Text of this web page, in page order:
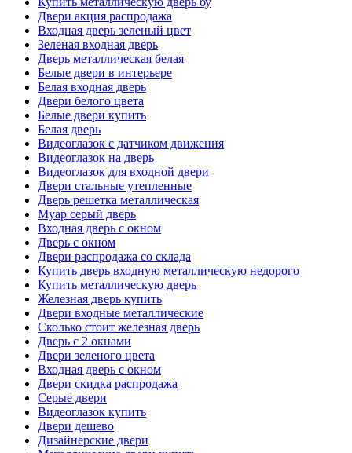
Двери акция распродажа
Входная дверь зеленый цвет
Зеленая входная дверь
Дверь металлическая белая
Белые двери в интерьере
Белая входная дверь
Двери белого цвета
Белые двери купить
Белая дверь
Видеоглазок с датчиком движения
Видеоглазок на дверь
Видеоглазок для входной двери
Двери стальные утепленные
Дверь решетка металлическая
Муар серый дверь
Входная дверь с окном
Дверь с окном
Двери распродажа со склада
Купить дверь входную металлическую недорого
Купить металлическую дверь
Железная дверь купить
Двери входные металлические
Сколько стоит железная дверь
Дверь с 2 окнами
Двери зеленого цвета
Входная дверь с окном
Двери скидка распродажа
Серые двери
Видеоглазок купить
Двери дешево
Дизайнерские двери